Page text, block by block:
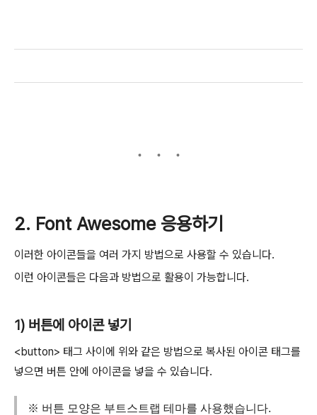
2. Font Awesome 응용하기
이러한 아이콘들을 여러 가지 방법으로 사용할 수 있습니다.
이런 아이콘들은 다음과 방법으로 활용이 가능합니다.
1) 버튼에 아이콘 넣기
<button> 태그 사이에 위와 같은 방법으로 복사된 아이콘 태그를
넣으면 버튼 안에 아이콘을 넣을 수 있습니다.
※ 버튼 모양은 부트스트랩 테마를 사용했습니다.